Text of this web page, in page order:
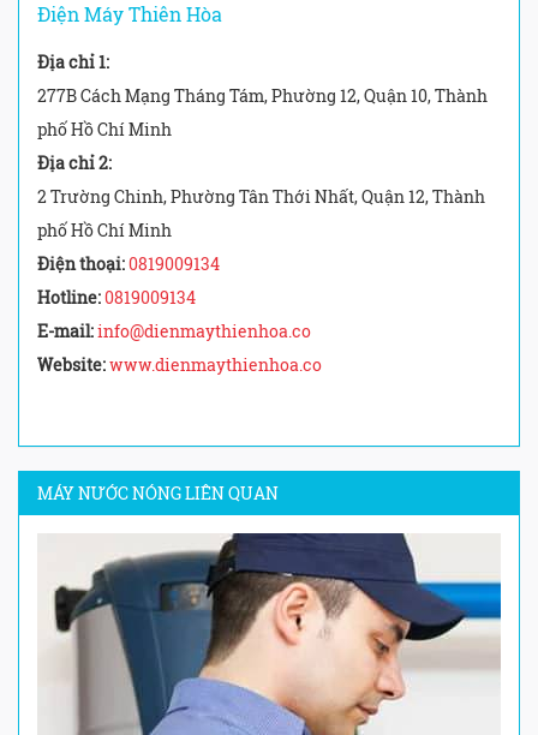
Điện Máy Thiên Hòa
Địa chỉ 1:
277B Cách Mạng Tháng Tám, Phường 12, Quận 10, Thành
phố Hồ Chí Minh
Địa chỉ 2:
2 Trường Chinh, Phường Tân Thới Nhất, Quận 12, Thành
phố Hồ Chí Minh
Điện thoại:0819009134
Hotline:0819009134
E-mail:info@dienmaythienhoa.co
Website:www.dienmaythienhoa.co
MÁY NƯỚC NÓNG LIÊN QUAN